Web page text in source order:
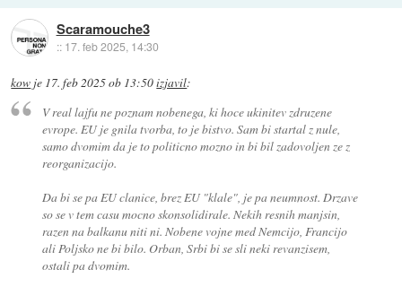
Scaramouche3
:: 17. feb 2025, 14:30
kow je 17. feb 2025 ob 13:50izjavil:
V real lajfu ne poznam nobenega, ki hoce ukinitev zdruzene
evrope. EU je gnila tvorba, to je bistvo. Sam bi startal z nule,
samo dvomim da je to politicno mozno in bi bil zadovoljen ze z
reorganizacijo.
Da bi se pa EU clanice, brez EU "klale", je pa neumnost. Drzave
so se v tem casu mocno skonsolidirale. Nekih resnih manjsin,
razen na balkanu niti ni. Nobene vojne med Nemcijo, Francijo
ali Poljsko ne bi bilo. Orban, Srbi bi se sli neki revanzisem,
ostali pa dvomim.